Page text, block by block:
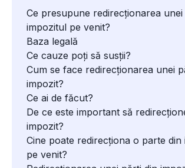
Ce presupune redirecționarea
impozitul pe venit?
Baza legală
Ce cauze poți să susții?
Cum se face redirecționarea unei
impozit?
Ce ai de făcut?
De ce este important să
impozit?
Cine poate redirecționa o parte din
pe venit?